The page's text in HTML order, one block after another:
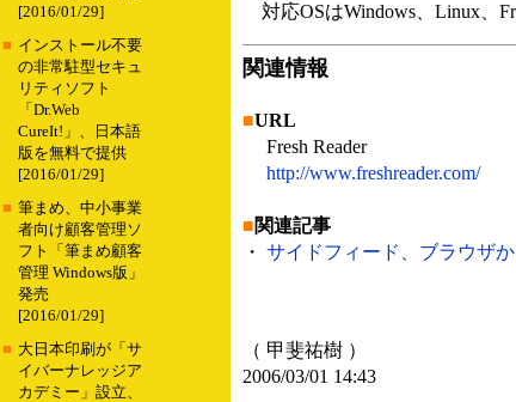
[2016/01/29]
■ インストール不要
の非常駐型セキュ
リティソフト
「Dr.Web
CureIt!」、日本語
版を無料で提供
[2016/01/29]
■ 筆まめ、中小事業
者向け顧客管理ソ
フト「筆まめ顧客
管理 Windows版」
発売
[2016/01/29]
■ 大日本印刷が「サ
イバーナレッジア
カデミー」設立、
対応OSはWindows、Linux、
関連情報
■URL
Fresh Reader
http://www.freshreader.com/
■関連記事
・ サイドフィード、ブラウザか
（ 甲斐祐樹 ）
2006/03/01 14:43